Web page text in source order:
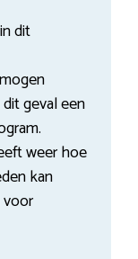
dit
geval een
weer hoe
kan